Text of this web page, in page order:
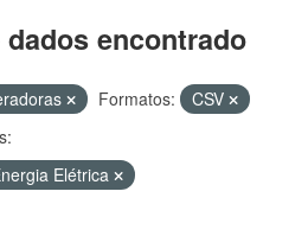
encontrado
Formatos:
CSV
Elétrica